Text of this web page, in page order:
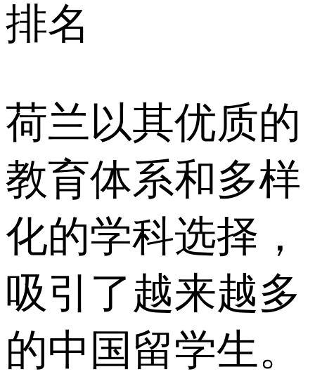
排名
荷兰以其优质的
教育体系和多样
化的学科选择，
吸引了越来越多
的中国留学生。